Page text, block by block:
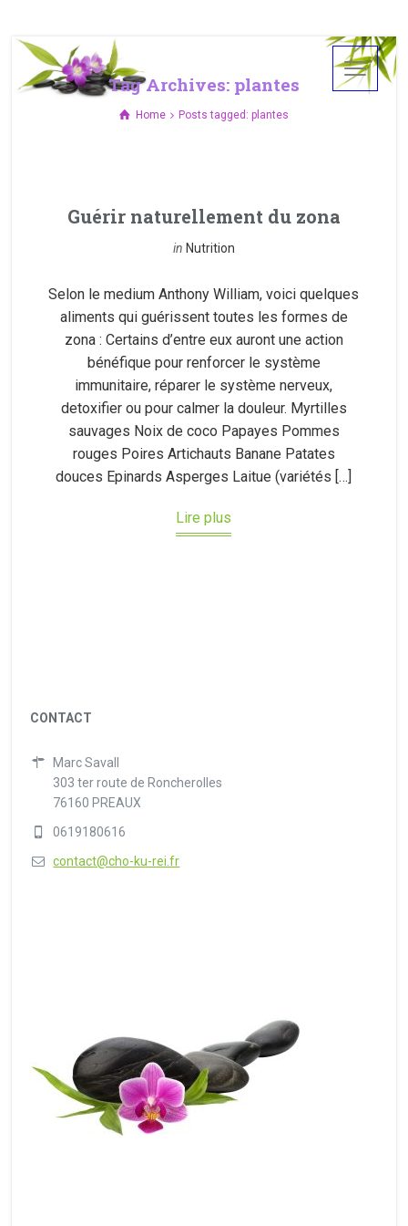
Tag Archives: plantes
Home Posts tagged: plantes
Guérir naturellement du zona
in Nutrition
Selon le medium Anthony William, voici quelques
aliments qui guérissent toutes les formes de
zona : Certains d’entre eux auront une action
bénéfique pour renforcer le système
immunitaire, réparer le système nerveux,
detoxifier ou pour calmer la douleur. Myrtilles
sauvages Noix de coco Papayes Pommes
rouges Poires Artichauts Banane Patates
douces Epinards Asperges Laitue (variétés […]
Lire plus
CONTACT
Marc Savall
303 ter route de Roncherolles
76160 PREAUX
0619180616
contact@cho-ku-rei.fr